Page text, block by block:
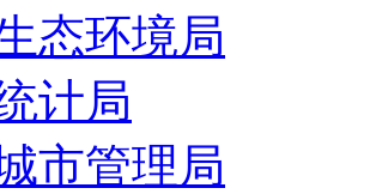
态环境局
计局
市管理局